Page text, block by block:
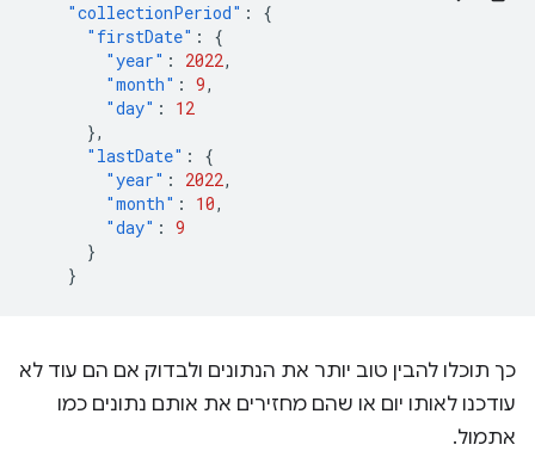
"collectionPeriod" :
{
"firstDate" :
{
"year" : 2022,
"month" : 9,
"day" :
12
},
"lastDate" :
{
"year" : 2022,
"month" : 10,
"day" : 9
}
}
כך תוכלו להבין טוב יותר את הנתונים ולבדוק אם הם עוד לא
עודכנו לאותו יום או שהם מחזירים את אותם נתונים כמו
אתמול.